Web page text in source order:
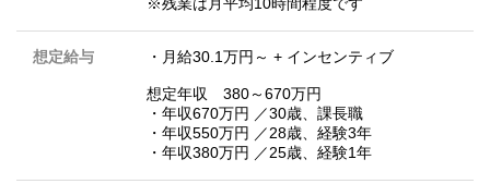
想定給与 ・月給30.1万円～ + インセンティブ
想定年収 380～670万円
・年収670万円 ／30歳、課長職
・年収550万円 ／28歳、経験3年
・年収380万円 ／25歳、経験1年